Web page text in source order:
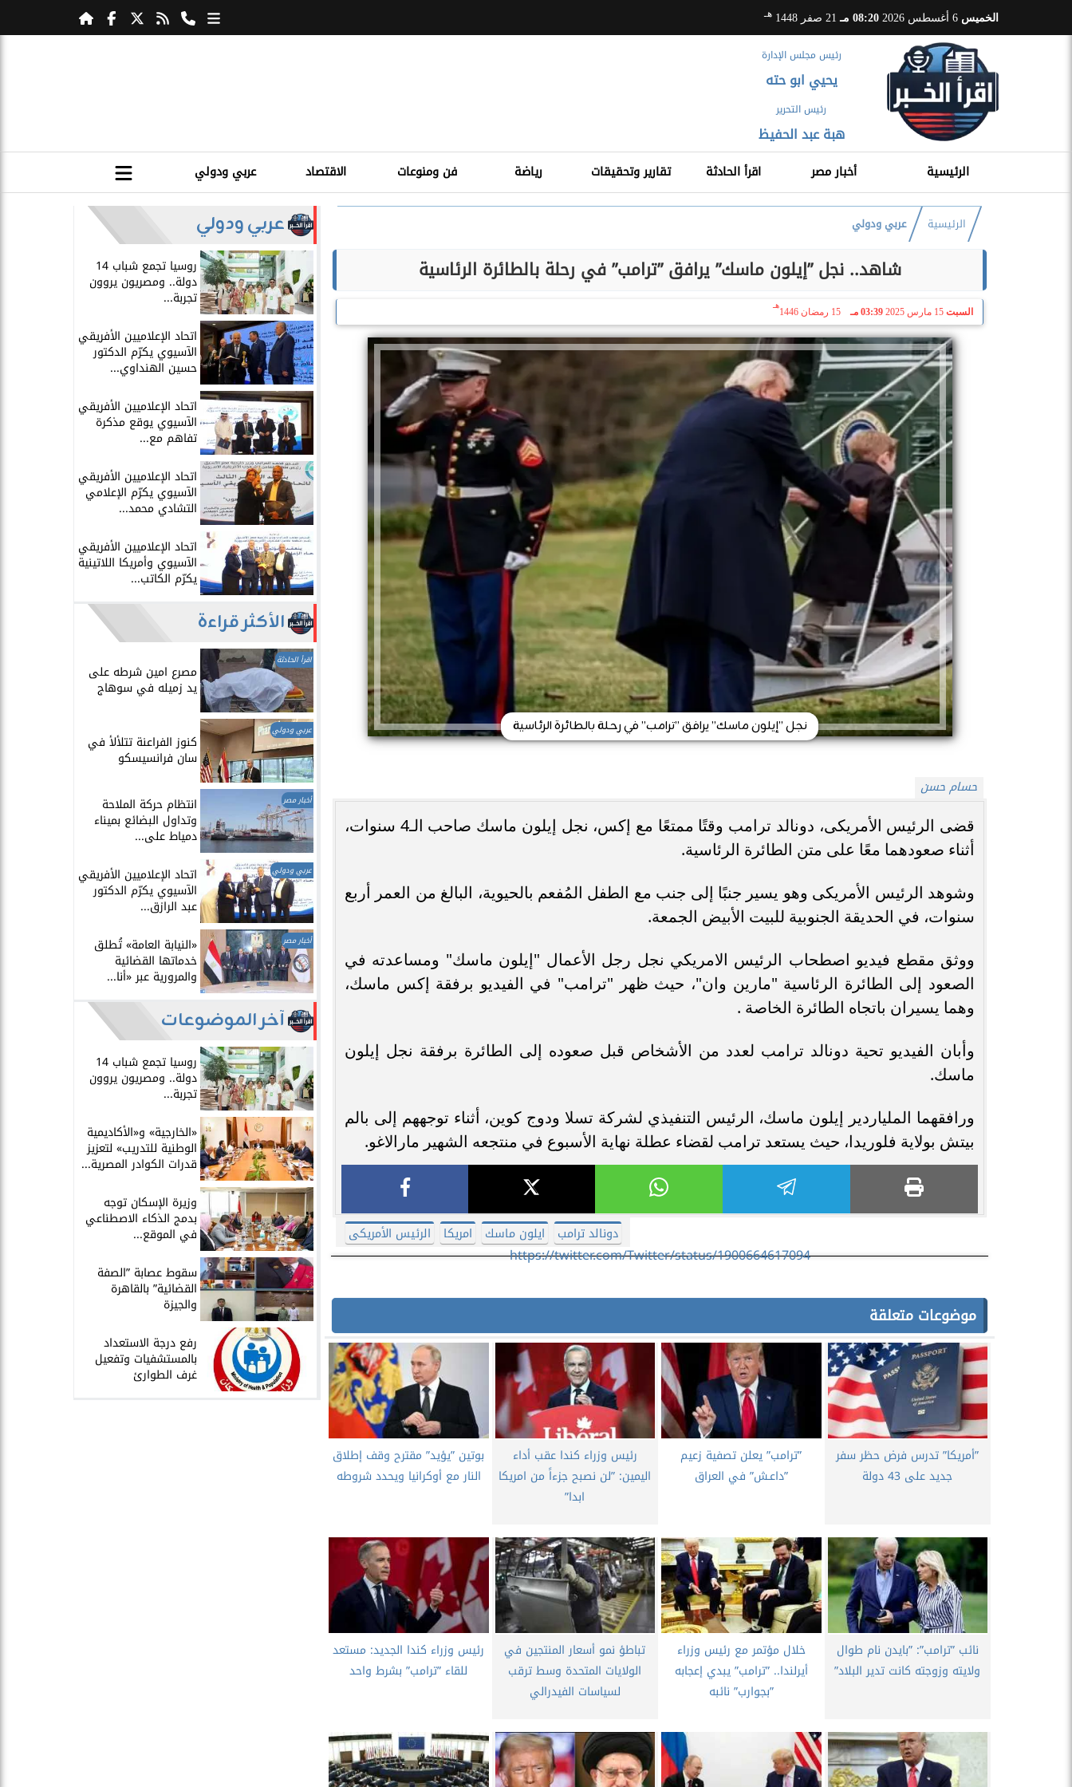
الخميس 08:20 مـ 21 صفر 1448 هـ
رئيس مجلس الإدارة
يحيي ابو حته
رئيس التحرير
هبة عبد الحفيظ
الرئيسية أخبار مصر اقرأ الحادثة تقارير وتحقيقات رياضة فن ومنوعات الاقتصاد عربي ودولي
الرئيسية عربي ودولي
شاهد.. نجل ”إيلون ماسك” يرافق ”ترامب” في رحلة بالطائرة الرئاسية
السبت 15 مارس 2025 03:39 مـ 15 رمضان 1446
هـ
نجل ”إيلون ماسك” يرافق ”ترامب” في رحلة بالطائرة الرئاسية
حسام حسن
قضى الرئيس الأمريكى، دونالد ترامب وقتًا ممتعًا مع إكس، نجل إيلون ماسك صاحب الـ4 سنوات،
أثناء صعودهما معًا على متن الطائرة الرئاسية.
وشوهد الرئيس الأمريكى وهو يسير جنبًا إلى جنب مع الطفل المُفعم بالحيوية، البالغ من العمر أربع
سنوات، في الحديقة الجنوبية للبيت الأبيض الجمعة.
ووثق مقطع فيديو اصطحاب الرئيس الامريكي نجل رجل الأعمال "إيلون ماسك" ومساعدته في
الصعود إلى الطائرة الرئاسية "مارين وان"، حيث ظهر "ترامب" في الفيديو برفقة إكس ماسك،
وهما يسيران باتجاه الطائرة الخاصة .
وأبان الفيديو تحية دونالد ترامب لعدد من الأشخاص قبل صعوده إلى الطائرة برفقة نجل إيلون
ماسك.
ورافقهما الملياردير إيلون ماسك، الرئيس التنفيذي لشركة تسلا ودوج كوين، أثناء توجههم إلى بالم
بيتش بولاية فلوريدا، حيث يستعد ترامب لقضاء عطلة نهاية الأسبوع في منتجعه الشهير مارالاغو.
دونالد ترامب ايلون ماسك امريكا الرئيس الأمريكى
https://twitter.com/Twitter/status/1900664617094
موضوعات متعلقة
”أمريكا” تدرس فرض حظر سفر
جديد على 43 دولة
”ترامب” يعلن تصفية زعيم
”داعـش” في العراق
رئيس وزراء كندا عقب أداء
اليمين: ”لن نصبح جزءاً من امريكا
ابدا”
بوتين ”يؤيد” مقترح وقف إطلاق
النار مع أوكرانيا ويحدد شروطه
نائب ”ترامب”: ”بايدن نام طوال
ولايته وزوجته كانت تدير البلاد”
خلال مؤتمر مع رئيس وزراء
أيرلندا.. ”ترامب” يبدي إعجابه
”بجوارب” نائبه
تباطؤ نمو أسعار المنتجين في
الولايات المتحدة وسط ترقب
لسياسات الفيدرالي
رئيس وزراء كندا الجديد: مستعد
للقاء ”ترامب” بشرط واحد
عربي ودولي
روسيا تجمع شباب 14
دولة.. ومصريون يروون
تجربة...
اتحاد الإعلاميين الأفريقي
الآسيوي يكرّم الدكتور
حسين الهنداوي...
اتحاد الإعلاميين الأفريقي
الآسيوي يوقع مذكرة
تفاهم مع...
اتحاد الإعلاميين الأفريقي
الآسيوي يكرّم الإعلامي
التشادي محمد...
اتحاد الإعلاميين الأفريقي
الآسيوي وأمريكا اللاتينية
يكرّم الكاتب...
الأكثر قراءة
اقرأ الحادثة
مصرع امين شرطه على
يد زميله في سوهاج
عربي ودولي
​كنوز الفراعنة تتلألأ في
سان فرانسيسكو
أخبار مصر انتظام حركة الملاحة
وتداول البضائع بميناء
دمياط على...
عربي ودولي اتحاد الإعلاميين الأفريقي
الآسيوي يكرّم الدكتور
عبد الرازق...
أخبار مصر ​«النيابة العامة» تُطلق
خدماتها القضائية
والمرورية عبر «أنا...
آخر الموضوعات
روسيا تجمع شباب 14
دولة.. ومصريون يروون
تجربة...
​«الخارجية» و«الأكاديمية
الوطنية للتدريب» لتعزيز
قدرات الكوادر المصرية...
​وزيرة الإسكان توجه
بدمج الذكاء الاصطناعي
في الموقع...
سقوط عصابة ”الصفة
القضائية” بالقاهرة
والجيزة
​رفع درجة الاستعداد
بالمستشفيات وتفعيل
غرف الطوارئ